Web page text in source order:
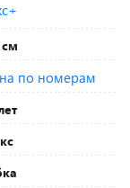
по номерам